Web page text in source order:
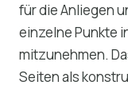
für die Anliegen
einzelne Punkte
mitzunehmen.
Seiten als